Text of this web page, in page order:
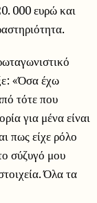
000 ευρώ και
«Όσα έχω
τότε που
για μένα είναι
πως είχε ρόλο
σύζυγό μου
Όλα τα